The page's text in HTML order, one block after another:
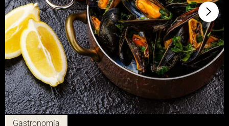
Gastronomía